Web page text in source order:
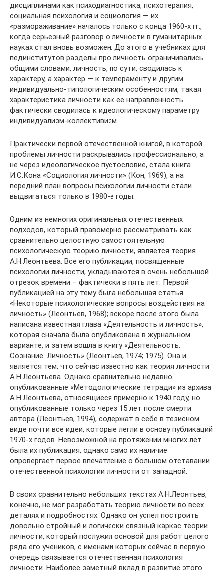
дисциплинами как психодиагностика, психотерапия,
социальная психология и социология — их
«размораживание» началось только с конца 1960-х гг.,
когда серьезный разговор о личности в гуманитарных
науках стал вновь возможен. До этого в учебниках для
пединститутов разделы про личность ограничивались
общими словами, личность, по сути, сводилась к
характеру, а характер — к темпераменту и другим
индивидуально-типологическим особенностям, такая
характеристика личности как ее направленность
фактически сводилась к идеологическому параметру
индивидуализм-коллективизм.
Практически первой отечественной книгой, в которой
проблемы личности раскрывались профессионально, а
не через идеологическое пустословие, стала книга
И.С.Кона «Социология личности» (Кон, 1969), а на
передний план вопросы психологии личности стали
выдвигаться только в 1980-е годы.
Одним из немногих оригинальных отечественных
подходов, который правомерно рассматривать как
сравнительно целостную самостоятельную
психологическую теорию личности, является теория
А.Н.Леонтьева. Все его публикации, посвященные
психологии личности, укладываются в очень небольшой
отрезок времени – фактически в пять лет. Первой
публикацией на эту тему была небольшая статья
«Некоторые психологические вопросы воздействия на
личность» (Леонтьев, 1968); вскоре после этого была
написана известная глава «Деятельность и личность»,
которая сначала была опубликована в журнальном
варианте, и затем вошла в книгу «Деятельность.
Сознание. Личность» (Леонтьев, 1974; 1975). Она и
является тем, что сейчас известно как теория личности
А.Н.Леонтьева. Однако сравнительно недавно
опубликованные «Методологические тетради» из архива
А.Н.Леонтьева, относящиеся примерно к 1940 году, но
опубликованные только через 15 лет после смерти
автора (Леонтьев, 1994), содержат в себе в тезисном
виде почти все идеи, которые легли в основу публикаций
1970-х годов. Невозможной на протяжении многих лет
была их публикация, однако само их наличие
опровергает первое впечатление о большом отставании
отечественной психологии личности от западной.
В своих сравнительно небольших текстах А.Н.Леонтьев,
конечно, не мог разработать теорию личности во всех
деталях и подробностях. Однако он успел построить
довольно стройный и логически связный каркас теории
личности, который послужил основой для работ целого
ряда его учеников, с именами которых сейчас в первую
очередь связывается отечественная психология
личности. Наиболее заметный вклад в развитие этого